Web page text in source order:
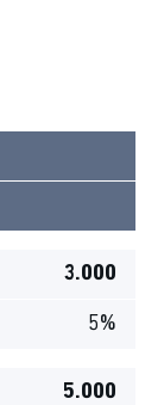
3.000
5%
5.000